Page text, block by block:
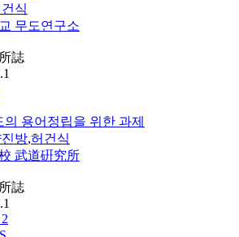
식
무도연구소
誌
의 용어정립을 위한 과제
방,허건식
武道硏究所
誌
2